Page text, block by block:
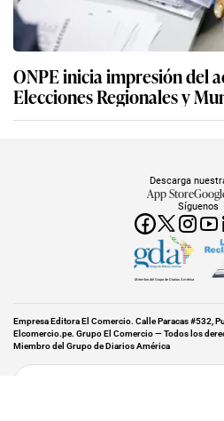
ONPE inicia impresión del
Elecciones Regionales y
Síguenos
Descarga
App Store
Miembro del Grupo de Diarios América
Empresa Editora El Comercio. Calle Paracas #532,
Elcomercio.pe. Grupo El Comercio — Todos los
Miembro del Grupo de Diarios América